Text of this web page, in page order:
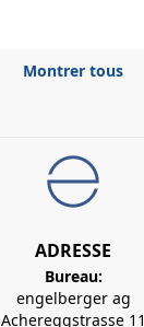
Montrer tous
ADRESSE
Bureau:
engelberger ag
Achereggstrasse 11